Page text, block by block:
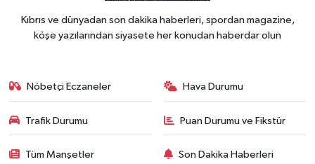
Kıbrıs ve dünyadan son dakika haberleri, spordan magazine,
köşe yazılarından siyasete her konudan haberdar olun
Nöbetçi Eczaneler Hava Durumu
Trafik Durumu Puan Durumu ve Fikstür
Tüm Manşetler Son Dakika Haberleri